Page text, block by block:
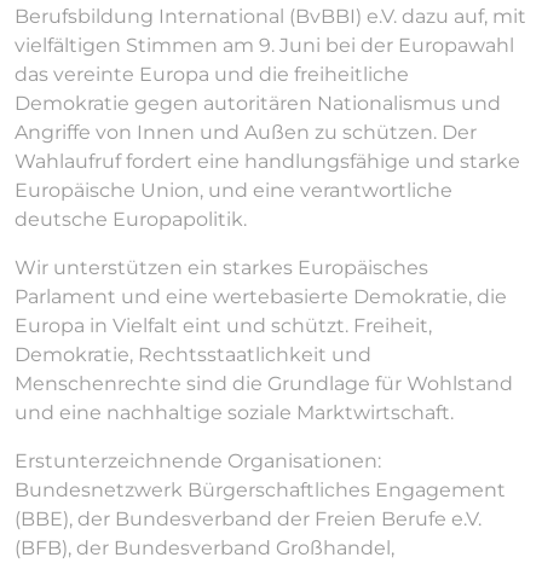
Berufsbildung International (BvBBI) e.V. dazu auf, mit
vielfältigen Stimmen am 9. Juni bei der Europawahl
das vereinte Europa und die freiheitliche
Demokratie gegen autoritären Nationalismus und
Angriffe von Innen und Außen zu schützen. Der
Wahlaufruf fordert eine handlungsfähige und starke
Europäische Union, und eine verantwortliche
deutsche Europapolitik.
Wir unterstützen ein starkes Europäisches
Parlament und eine wertebasierte Demokratie, die
Europa in Vielfalt eint und schützt. Freiheit,
Demokratie, Rechtsstaatlichkeit und
Menschenrechte sind die Grundlage für Wohlstand
und eine nachhaltige soziale Marktwirtschaft.
Erstunterzeichnende Organisationen:
Bundesnetzwerk Bürgerschaftliches Engagement
(BBE), der Bundesverband der Freien Berufe e.V.
(BFB), der Bundesverband Großhandel,